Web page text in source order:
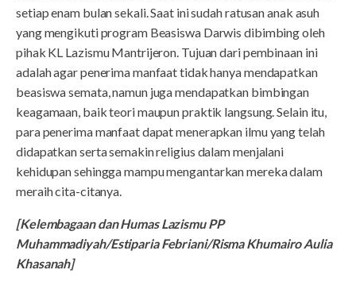
setiap enam bulan sekali. Saat ini sudah ratusan anak asuh
yang mengikuti program Beasiswa Darwis dibimbing oleh
pihak KL Lazismu Mantrijeron. Tujuan dari pembinaan ini
adalah agar penerima manfaat tidak hanya mendapatkan
beasiswa semata, namun juga mendapatkan bimbingan
keagamaan, baik teori maupun praktik langsung. Selain itu,
para penerima manfaat dapat menerapkan ilmu yang telah
didapatkan serta semakin religius dalam menjalani
kehidupan sehingga mampu mengantarkan mereka dalam
meraih cita-citanya.
[Kelembagaan dan Humas Lazismu PP
Muhammadiyah/Estiparia Febriani/Risma Khumairo Aulia
Khasanah]